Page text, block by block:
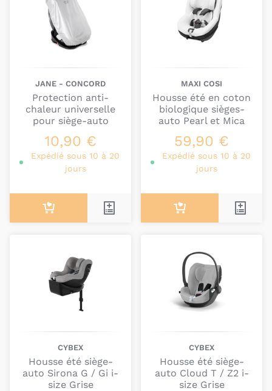
JANE - CONCORD
Protection anti-
chaleur universelle
pour siège-auto
10,90 €
Expédié sous 10 à 20
jours
MAXI COSI
Housse été en coton
biologique sièges-
auto Pearl et Mica
59,90 €
Expédié sous 10 à 20
jours
CYBEX
Housse été siège-
auto Sirona G / Gi i-
size Grise
CYBEX
Housse été siège-
auto Cloud T / Z2 i-
size Grise